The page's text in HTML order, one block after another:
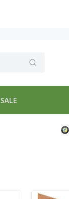
SALE